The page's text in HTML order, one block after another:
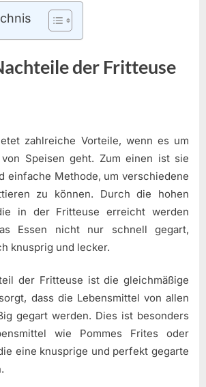
der Fritteuse
zahlreiche Vorteile, wenn es um
Speisen geht. Zum einen ist sie
einfache Methode, um verschiedene
zu können. Durch die hohen
in der Fritteuse erreicht werden
Essen nicht nur schnell gegart,
knusprig und lecker.
der Fritteuse ist die gleichmäßige
dass die Lebensmittel von allen
gegart werden. Dies ist besonders
wie Pommes Frites oder
eine knusprige und perfekt gegarte